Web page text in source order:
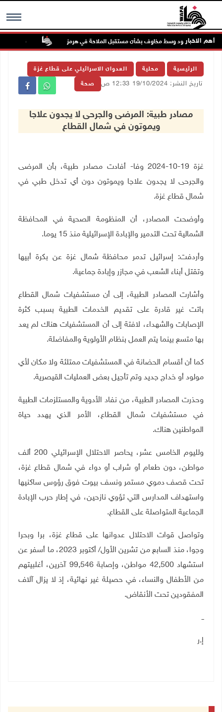
MENU أهم الاخبار
تواصل الصعود وسط مخاوف بشأن مستقبل الملاحة في هرمز
الرئيسية محلية العدوان الاسرائيلي على قطاع غزة
صحة تاريخ النشر: 19/10/2024 12:33 ص
مصادر طبية: المرضى والجرحى لا يجدون علاجا
ويموتون في شمال القطاع
غزة 19-10-2024 وفا- أفادت مصادر طبية، بأن المرضى
والجرحى لا يجدون علاجا ويموتون دون أي تدخل طبي في
شمال قطاع غزة.
وأوضحت المصادر، أن المنظومة الصحية في المحافظة
الشمالية تحت التدمير والإبادة الإسرائيلية منذ 15 يوما.
وأردفت: إسرائيل تدمر محافظة شمال غزة عن بكرة أبيها
وتقتل أبناء الشعب في مجازر وإبادة جماعية.
وأشارت المصادر الطبية، إلى أن مستشفيات شمال القطاع
باتت غير قادرة على تقديم الخدمات الطبية بسبب كثرة
الإصابات والشهداء، لافتة إلى أن المستشفيات هناك لم يعد
بها متسع بينما يتم العمل بنظام الأولوية والمفاضلة.
كما أن أقسام الحضانة في المستشفيات ممتلئة ولا مكان لأي
مولود أو خداج جديد وتم تأجيل بعض العمليات القيصرية.
وحذرت المصادر الطبية، من نفاد الأدوية والمستلزمات الطبية
في مستشفيات شمال القطاع، الأمر الذي يهدد حياة
المواطنين هناك.
ولليوم الخامس عشر، يحاصر الاحتلال الإسرائيلي 200 ألف
مواطن، دون طعام أو شراب أو دواء في شمال قطاع غزة،
تحت قصف دموي مستمر ونسف بيوت فوق رؤوس ساكنيها
واستهداف المدارس التي تؤوي نازحين، في إطار حرب الإبادة
الجماعية المتواصلة على القطاع.
وتواصل قوات الاحتلال عدوانها على قطاع غزة، برا وبحرا
وجوا، منذ السابع من تشرين الأول/ أكتوبر 2023، ما أسفر عن
استشهاد 42,500 مواطن، وإصابة 99,546 آخرين، أغلبيتهم
من الأطفال والنساء، في حصيلة غير نهائية، إذ لا يزال آلاف
المفقودين تحت الأنقاض.
ــ
إ.ر